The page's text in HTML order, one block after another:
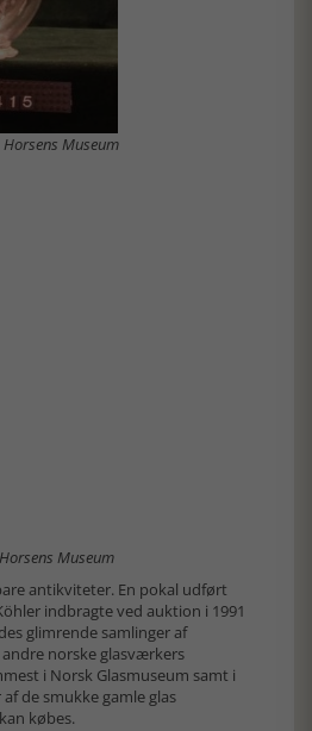
Museum
Museum
antikviteter. En pokal udført
indbragte ved auktion i 1991
glimrende samlinger af
norske glasværkers
i Norsk Glasmuseum samt i
de smukke gamle glas
købes.